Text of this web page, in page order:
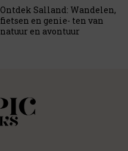
Ontdek Salland: Wandelen,
fietsen en genie- ten van
natuur en avontuur